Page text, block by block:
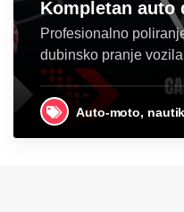
Kompletan auto
Profesionalno
dubinsko pranje vozila
Auto-moto,